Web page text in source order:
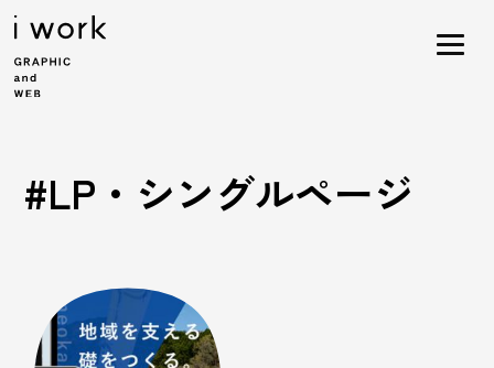
#LP・シングルページ